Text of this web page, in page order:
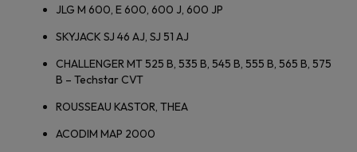
JLG M 600, E 600, 600 J, 600 JP
SKYJACK SJ 46 AJ, SJ 51 AJ
CHALLENGER MT 525 B, 535 B, 545 B, 555 B, 565 B, 575
B – Techstar CVT
ROUSSEAU KASTOR, THEA
ACODIM MAP 2000